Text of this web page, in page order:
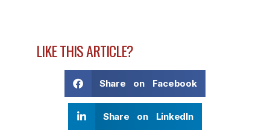
LIKE THIS ARTICLE?
Share on Facebook
Share on LinkedIn